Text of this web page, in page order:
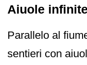
Aiuole infinite
Parallelo al
sentieri con